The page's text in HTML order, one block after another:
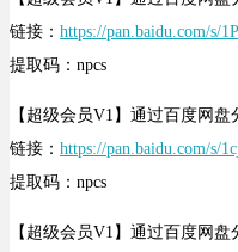
链接： https://pan.baidu.com/s/
提取码：npcs
【超级会员V1】通过百度网盘
链接： https://pan.baidu.com/s/
提取码：npcs
【超级会员V1】通过百度网